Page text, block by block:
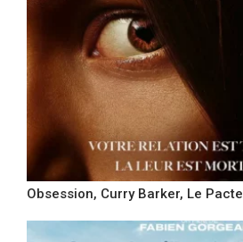
Obsession, Curry Barker, Le Pacte